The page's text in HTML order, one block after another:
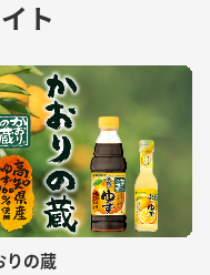
ト
りの蔵